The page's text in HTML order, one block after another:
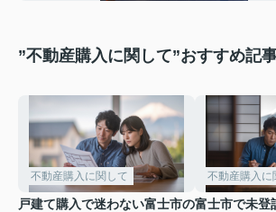
”不動産購入に関して”おすすめ記
不動産購入に関して
戸建て購入で迷わない富士市の
不動産購入に
富士市で未登